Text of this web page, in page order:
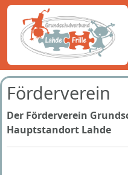
Förderverein
Der Förderverein
Hauptstandort Lahde